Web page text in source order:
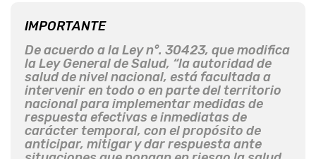
IMPORTANTE
De acuerdo a la Ley n°. 30423, que modifica
la Ley General de Salud, “la autoridad de
salud de nivel nacional, está facultada a
intervenir en todo o en parte del territorio
nacional para implementar medidas de
respuesta efectivas e inmediatas de
carácter temporal, con el propósito de
anticipar, mitigar y dar respuesta ante